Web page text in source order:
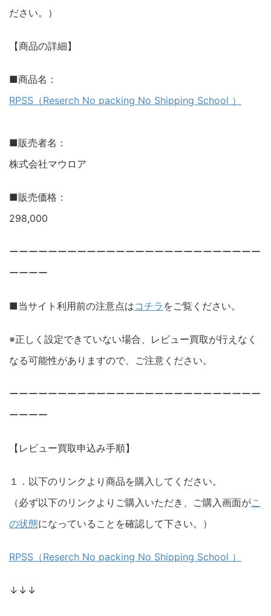
ださい。）
【商品の詳細】
■商品名：
RPSS（Reserch No packing No Shipping School ）
■販売者名：
株式会社マウロア
■販売価格：
298,000
ーーーーーーーーーーーーーーーーーーーーーーーーーー
ーーーー
■当サイト利用前の注意点はコチラ をご覧ください。
※正しく設定できていない場合、レビュー買取が行えなく
なる可能性がありますので、ご注意ください。
ーーーーーーーーーーーーーーーーーーーーーーーーーー
ーーーー
【レビュー買取申込み手順】
１．以下のリンクより商品を購入してください。
（必ず以下のリンクよりご購入いただき、ご購入画面がこ
の状態になっていることを確認して下さい。）
RPSS（Reserch No packing No Shipping School ）
↓↓↓